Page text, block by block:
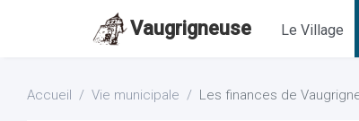
Vaugrigneuse Le Village
Accueil Vie municipale Les finances de